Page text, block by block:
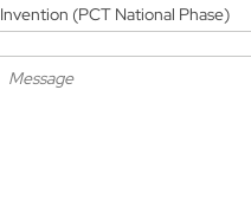
Invention (PCT National Phase)